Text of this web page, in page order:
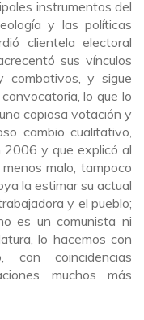
instrumentos del
y las políticas
clientela electoral
sus vínculos
combativos, y sigue
lo que lo
copiosa votación y
cambio cualitativo,
2006 y que explicó al
malo, tampoco
la estimar su actual
y el pueblo;
es un comunista ni
lo hacemos con
coincidencias
muchos más